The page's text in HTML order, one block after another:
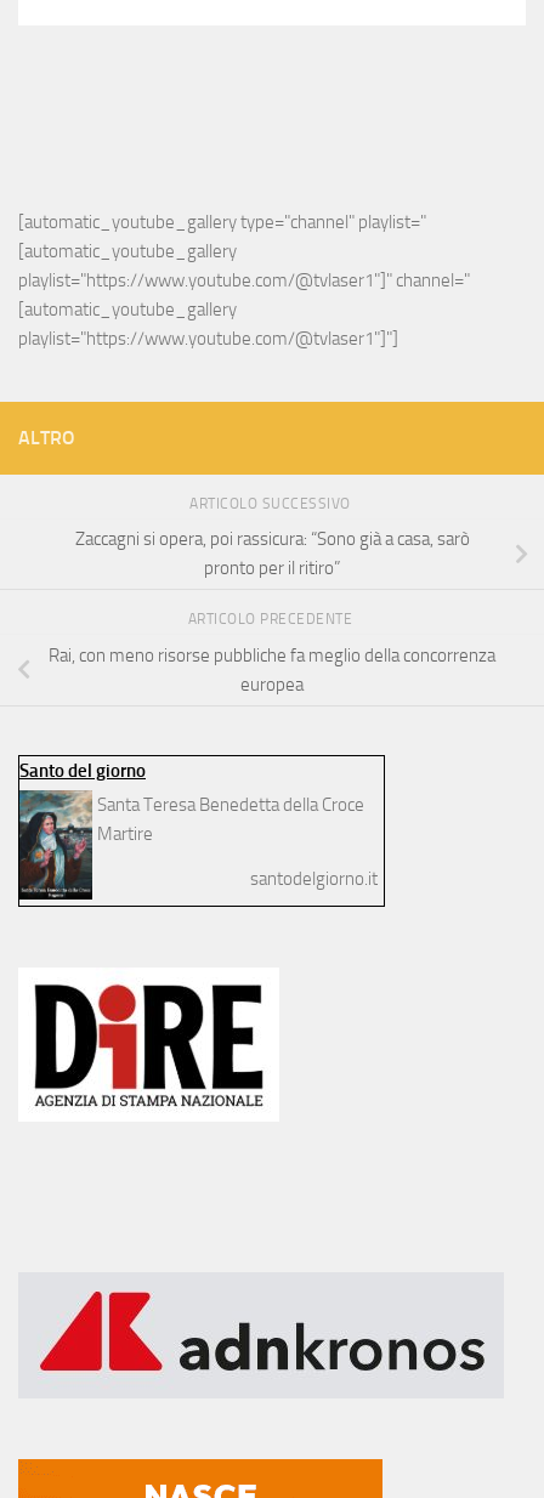
[automatic_youtube_gallery type="channel" playlist="
[automatic_youtube_gallery
playlist="https://www.youtube.com/@tvlaser1"]" channel="
[automatic_youtube_gallery
playlist="https://www.youtube.com/@tvlaser1"]"]
ALTRO
ARTICOLO SUCCESSIVO
Zaccagni si opera, poi rassicura: “Sono già a casa, sarò
pronto per il ritiro”
ARTICOLO PRECEDENTE
Rai, con meno risorse pubbliche fa meglio della concorrenza
europea
Santo del giorno
Santa Teresa Benedetta della Croce
Martire
santodelgiorno.it